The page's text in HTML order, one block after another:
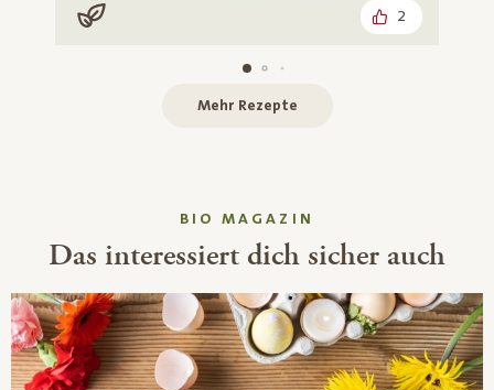
Vegan 2
Mehr Rezepte
BIO MAGAZIN
Das interessiert dich sicher auch